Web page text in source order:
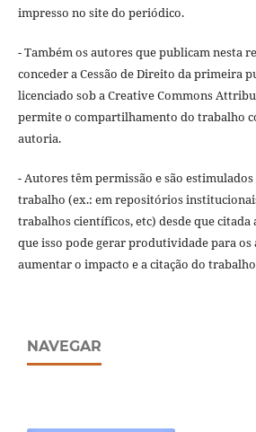
impresso no site do periódico.
- Também os autores que publicam nesta
conceder a Cessão de Direito da primeira
licenciado sob a Creative Commons
permite o compartilhamento do trabalho
autoria.
- Autores têm permissão e são
trabalho (ex.: em repositórios
trabalhos científicos, etc) desde que
que isso pode gerar produtividade para os
aumentar o impacto e a citação do
NAVEGAR